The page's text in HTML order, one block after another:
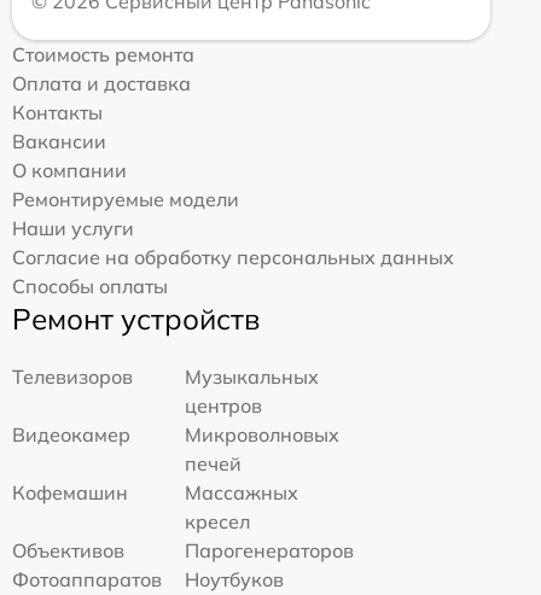
Стоимость ремонта
Оплата и доставка
Контакты
Вакансии
О компании
Ремонтируемые модели
Наши услуги
Согласие на обработку персональных данных
Способы оплаты
Ремонт устройств
Телевизоров
Музыкальных
центров
Видеокамер
Микроволновых
печей
Кофемашин
Массажных
кресел
Объективов
Парогенераторов
Фотоаппаратов
Ноутбуков